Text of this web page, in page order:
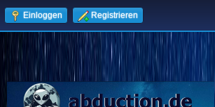
Einloggen Registrieren